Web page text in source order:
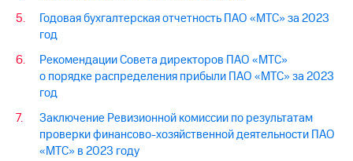
Годовая бухгалтерская отчетность ПАО «МТС» за 2023
год
Рекомендации Совета директоров ПАО «МТС»
о порядке распределения прибыли ПАО «МТС» за 2023
год
Заключение Ревизионной комиссии по результатам
проверки финансово-хозяйственной деятельности ПАО
«МТС» в 2023 году